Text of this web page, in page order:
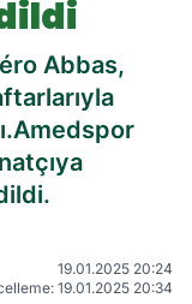
Abbas,
19.01.2025 20:24
19.01.2025 20:34